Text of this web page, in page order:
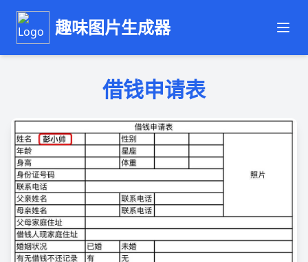
趣味图片生成器
借钱申请表